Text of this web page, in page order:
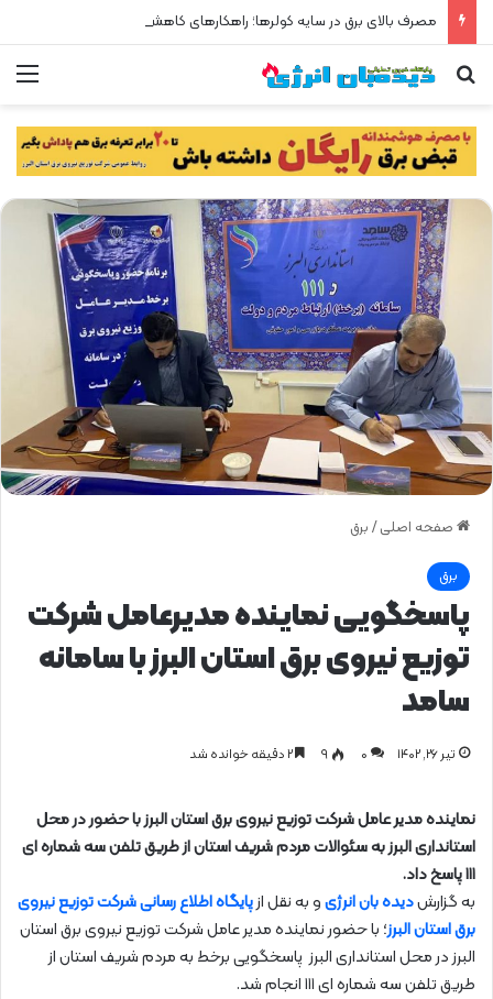
مصرف بالای برق در سایه کولرها؛ راهکارهای کاهش بار شبکه
جستجو برای
صفحه اصلی / برق
برق
پاسخگویی نماینده مدیرعامل شركت
توزیع نیروی برق استان البرز با سامانه
سامد
تیر ۲۶, ۱۴۰۲ 0 ۹
نماینده مدیر عامل شركت توزیع نیروی برق استان البرز با حضور در محل
استانداری البرز به سئوالات مردم شریف استان از طریق تلفن سه شماره ای
۱۱۱ پاسخ داد.
به گزارشدیده بان انرژیو به نقل ازپایگاه اطلاع رسانی شرکت توزیع نیروی
برق استان البرز؛ با حضور نماینده مدیر عامل شركت توزیع نیروی برق استان
البرز در محل استانداری البرز پاسخگویی برخط به مردم شریف استان از
طریق تلفن سه شماره ای ۱۱۱ انجام شد.